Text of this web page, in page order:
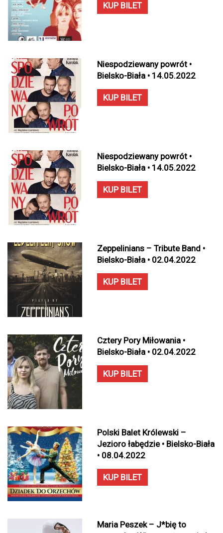
KUP BILET
Niespodziewany powrót •
Bielsko-Biała • 14.05.2022
KUP BILET
Niespodziewany powrót •
Bielsko-Biała • 14.05.2022
KUP BILET
Zeppelinians – Tribute Band •
Bielsko-Biała • 02.04.2022
KUP BILET
Cztery Pory Miłowania •
Bielsko-Biała • 02.04.2022
KUP BILET
Polski Balet Królewski –
Jezioro łabędzie • Bielsko-Biała
• 08.04.2022
KUP BILET
Maria Peszek – J*bię to